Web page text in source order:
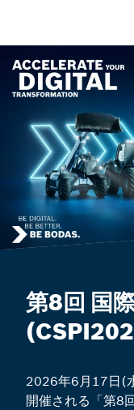
第8回 国
2026年6月17日(
開催される「第8